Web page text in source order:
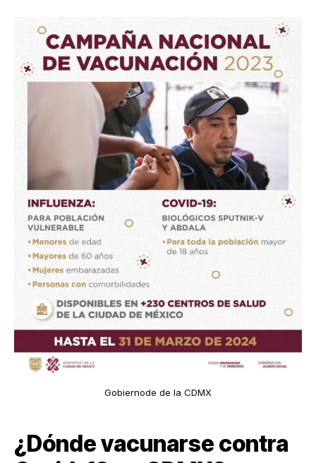
Gobiernode de la CDMX
¿Dónde vacunarse contra